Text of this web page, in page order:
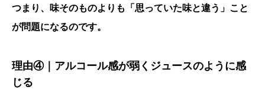
つまり、味そのものよりも「思っていた味と違う」こと
が問題になるのです。
理由④｜アルコール感が弱くジュースのように感
じる